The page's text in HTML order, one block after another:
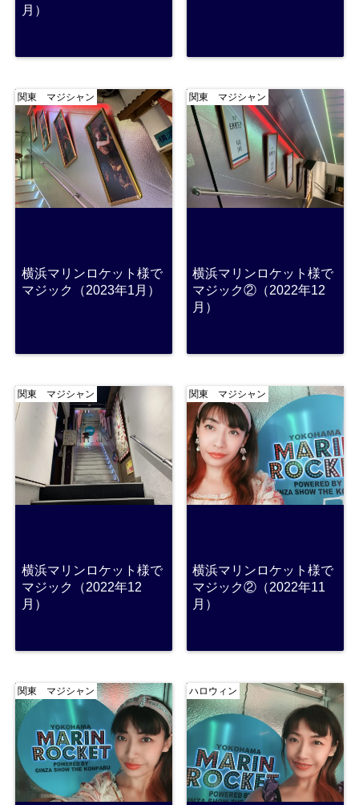
月）
関東 マジシャン
横浜マリンロケット様で
マジック（2023年1月）
関東 マジシャン
横浜マリンロケット様で
マジック②（2022年12
月）
関東 マジシャン
横浜マリンロケット様で
マジック（2022年12
月）
関東 マジシャン
横浜マリンロケット様で
マジック②（2022年11
月）
関東 マジシャン ハロウィン